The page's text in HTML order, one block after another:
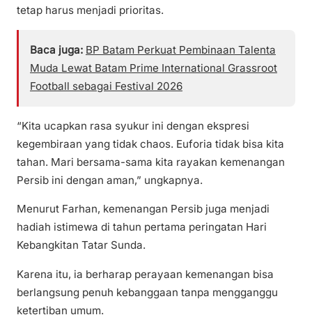
tetap harus menjadi prioritas.
Baca juga: BP Batam Perkuat Pembinaan Talenta
Muda Lewat Batam Prime International Grassroot
Football sebagai Festival 2026
“Kita ucapkan rasa syukur ini dengan ekspresi
kegembiraan yang tidak chaos. Euforia tidak bisa kita
tahan. Mari bersama-sama kita rayakan kemenangan
Persib ini dengan aman,” ungkapnya.
Menurut Farhan, kemenangan Persib juga menjadi
hadiah istimewa di tahun pertama peringatan Hari
Kebangkitan Tatar Sunda.
Karena itu, ia berharap perayaan kemenangan bisa
berlangsung penuh kebanggaan tanpa mengganggu
ketertiban umum.